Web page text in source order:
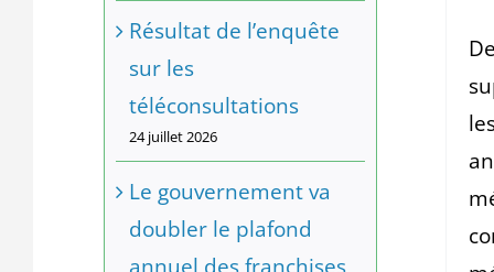
Résultat de l’enquête
sur les
téléconsultations
24 juillet 2026
Le gouvernement va
doubler le plafond